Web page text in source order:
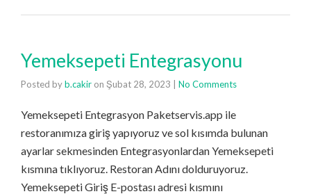
Yemeksepeti Entegrasyonu
Posted byb.cakir on Şubat 28, 2023 No Comments
Yemeksepeti Entegrasyon Paketservis.app ile
restoranımıza giriş yapıyoruz ve sol kısımda bulunan
ayarlar sekmesinden Entegrasyonlardan Yemeksepeti
kısmına tıklıyoruz. Restoran Adını dolduruyoruz.
Yemeksepeti Giriş E-postası adresi kısmını